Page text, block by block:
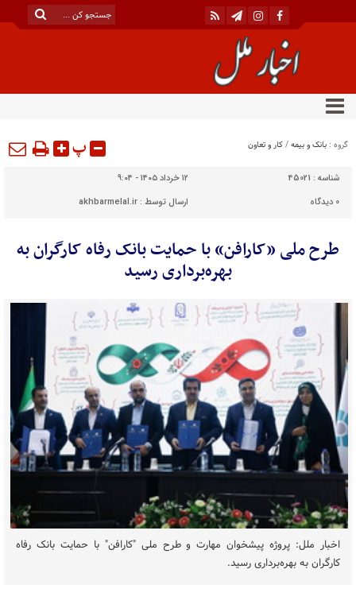
گروه : بانک و بیمه/کار و تعاون پ
شناسه : 45021
۱۲ خرداد ۱۴۰۵ - ۹:۰۴
0 دیدگاه ارسال توسط :akhbarmelal.ir
طرح ملی «کارافن» با حمایت بانک رفاه کارگران به
بهره‌برداری رسید
اخبار ملل: پروژه پیشخوان مهارت و طرح ملی "کارافن" با حمایت بانک رفاه
کارگران به بهره‌برداری رسید.